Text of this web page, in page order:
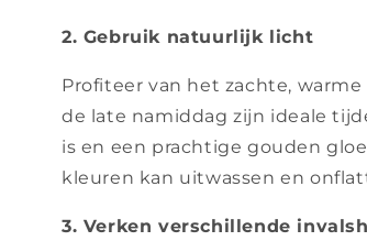
2. Gebruik natuurlijk licht
Profiteer van het zachte,
de late namiddag zijn ideale
is en een prachtige gouden
kleuren kan uitwassen en
3. Verken verschillende